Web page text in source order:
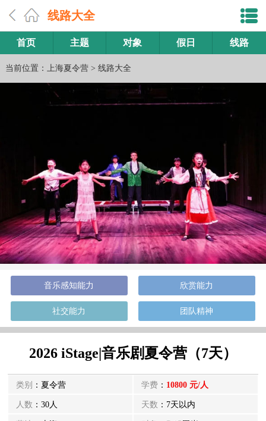
线路大全
首页 主题 对象 假日 线路
当前位置： 上海夏令营> 线路大全
音乐感知能力 欣赏能力
社交能力 团队精神
2026 iStage|音乐剧夏令营（7天）
类别 ：夏令营 学费： 10800 元/人
人数 ：30人 天数 ：7天以内